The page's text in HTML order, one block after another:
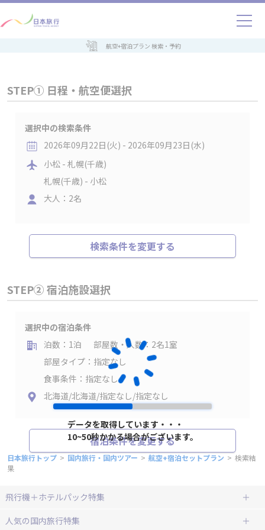
航空+宿泊プラン 検索・予約
データを取得しています・・・
10~50秒かかる場合がございます。
STEP① 日程・航空便選択
選択中の検索条件
2026年09月22日(火) - 2026年09月23日(水)
小松 - 札幌(千歳)
札幌(千歳) - 小松
大人：2名
検索条件を変更する
STEP② 宿泊施設選択
選択中の宿泊条件
泊数：1泊
部屋数・人数：2名1室
部屋タイプ：指定なし
食事条件：指定なし
北海道/北海道/指定なし/指定なし
宿泊条件を変更する
日本旅行トップ > 国内旅行・国内ツアー > 航空+宿泊セットプラン > 検索結
果
飛行機＋ホテルパック特集
赤い風船ダイナミックパッケージ
ＪＡＬで行く飛行機+ホテルパック
人気の国内旅行特集